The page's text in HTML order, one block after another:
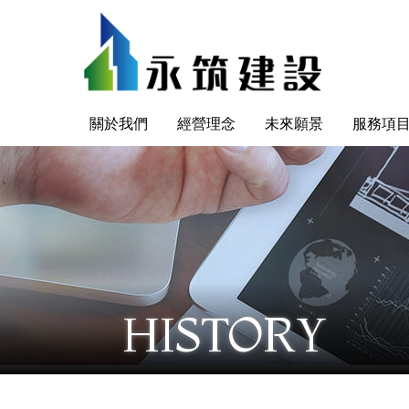
關於我們 經營理念 未來願景 服務項
HISTORY